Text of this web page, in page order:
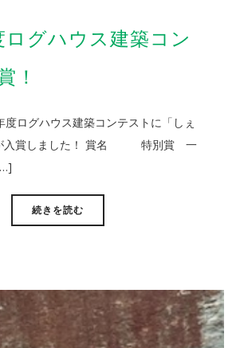
グハウス建築コン
！
ハウス建築コンテストに「しぇ
が入賞しました！ 賞名 特別賞 一
続きを読む